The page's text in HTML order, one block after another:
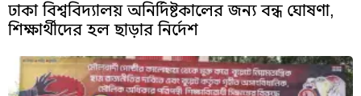
ঢাকা বিশ্ববিদ্যালয় অনির্দিষ্টকালের জন্য বন্ধ ঘোষণা,
শিক্ষার্থীদের হল ছাড়ার নির্দেশ